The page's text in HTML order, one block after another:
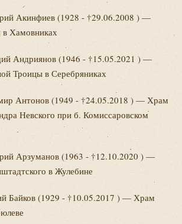
Акинфиев (1928 - †29.06.2008 ) —
Хамовниках
Андриянов (1946 - †15.05.2021 ) —
Троицы в Серебряниках
Антонов (1949 - †24.05.2018 ) — Храм
Невского при б. Комиссаровском
Арзуманов (1963 - †12.10.2020 ) —
в Жулебине
Байков (1929 - †10.05.2017 ) — Храм